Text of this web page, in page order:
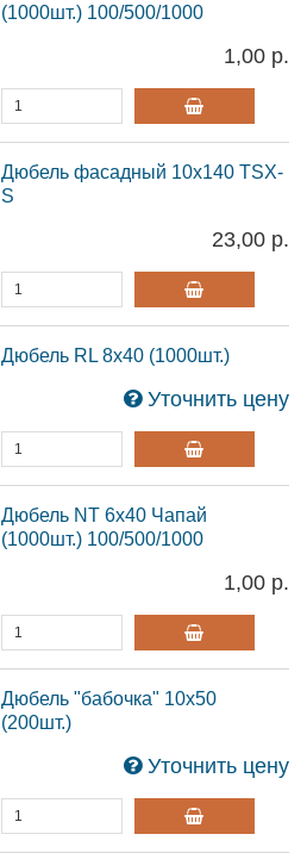
(1000шт.) 100/500/1000
1,00 р.
Дюбель фасадный 10х140 TSX-
S
23,00 р.
Дюбель RL 8х40 (1000шт.)
Уточнить цену
Дюбель NT 6х40 Чапай
(1000шт.) 100/500/1000
1,00 р.
Дюбель "бабочка" 10х50
(200шт.)
Уточнить цену